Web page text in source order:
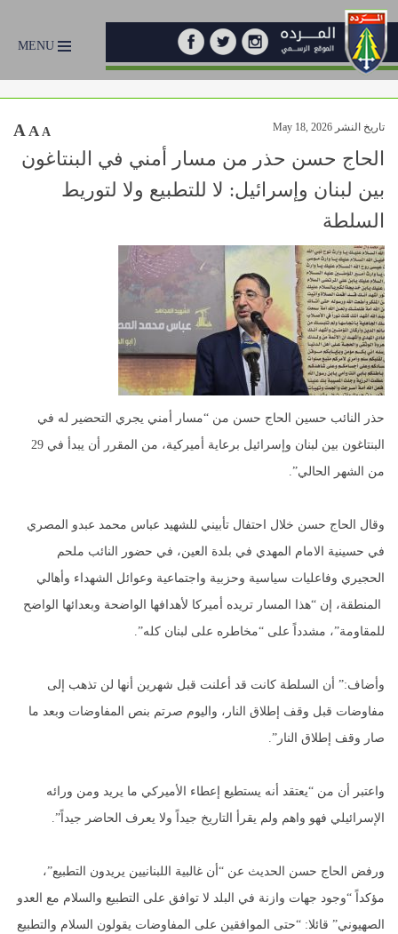
MENU
تاريخ النشر May 18, 2026 A A A
الحاج حسن حذر من مسار أمني في البنتاغون
بين لبنان وإسرائيل: لا للتطبيع ولا لتوريط
السلطة
حذر النائب حسين الحاج حسن من “مسار أمني يجري التحضير له في
البنتاغون بين لبنان وإسرائيل برعاية أميركية، من المقرر أن يبدأ في 29
من الشهر الحالي”.
وقال الحاج حسن خلال احتفال تأبيني للشهيد عباس محمد عبدو المصري
في حسينية الامام المهدي في بلدة العين، في حضور النائب ملحم
الحجيري وفاعليات سياسية وحزبية واجتماعية وعوائل الشهداء وأهالي
المنطقة، إن “هذا المسار تريده أميركا لأهدافها الواضحة وبعدائها الواضح
للمقاومة”، مشدداً على “مخاطره على لبنان كله”.
وأضاف:” أن السلطة كانت قد أعلنت قبل شهرين أنها لن تذهب إلى
مفاوضات قبل وقف إطلاق النار، واليوم صرتم بنص المفاوضات وبعد ما
صار وقف إطلاق النار”.
واعتبر أن من “يعتقد أنه يستطيع إعطاء الأميركي ما يريد ومن ورائه
الإسرائيلي فهو واهم ولم يقرأ التاريخ جيداً ولا يعرف الحاضر جيداً”.
ورفض الحاج حسن الحديث عن “أن غالبية اللبنانيين يريدون التطبيع”،
مؤكداً “وجود جهات وازنة في البلد لا توافق على التطبيع والسلام مع العدو
الصهيوني” قائلا: “حتى الموافقين على المفاوضات يقولون السلام والتطبيع